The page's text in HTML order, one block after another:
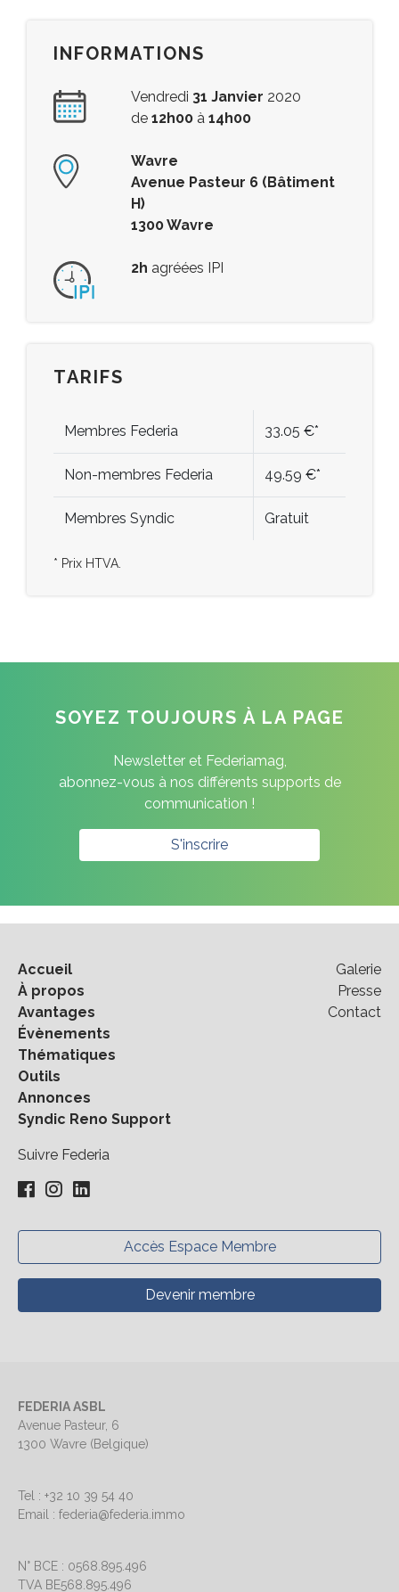
INFORMATIONS
Vendredi 31 Janvier 2020
de 12h00 à 14h00
Wavre
Avenue Pasteur 6 (Bâtiment
H)
1300 Wavre
2h agréées IPI
TARIFS
Membres Federia 33.05 €*
Non-membres Federia 49.59 €*
Membres Syndic Gratuit
* Prix HTVA.
SOYEZ TOUJOURS À LA PAGE
Newsletter et Federiamag,
abonnez-vous à nos différents supports de
communication !
S'inscrire
Accueil
À propos
Avantages
Évènements
Thématiques
Outils
Annonces
Syndic Reno Support
Galerie
Presse
Contact
Suivre Federia
Accès Espace Membre
Devenir membre
FEDERIA ASBL
Avenue Pasteur, 6
1300 Wavre (Belgique)
Tel : +32 10 39 54 40
Email : federia@federia.immo
N° BCE : 0568.895.496
TVA BE568.895.496